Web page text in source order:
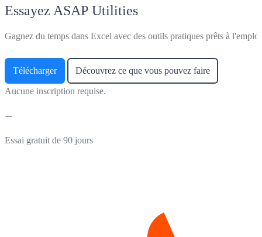
Essayez ASAP Utilities
Gagnez du temps dans Excel avec des outils pratiques prêts à
Télécharger Découvrez ce que vous pouvez faire
Aucune inscription requise.
Essai gratuit de 90 jours